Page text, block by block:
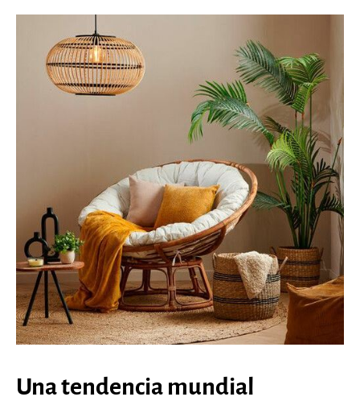
Una tendencia mundial